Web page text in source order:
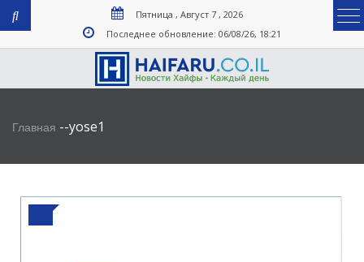
Пятница , Август 7 , 2026
Последнее обновление: 06/08/26, 18:21
Главная --yose1